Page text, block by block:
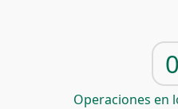
0
Operaciones en